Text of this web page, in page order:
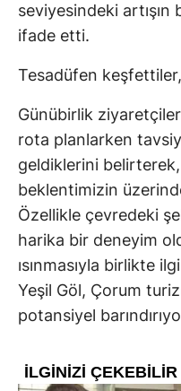
seviyesindeki artışın
ifade etti.
Tesadüfen
Günübirlik
rota planlarken
geldiklerini
beklentimizin
Özellikle çevredeki
harika bir deneyim
ısınmasıyla birlikte
Yeşil Göl, Çorum
potansiyel